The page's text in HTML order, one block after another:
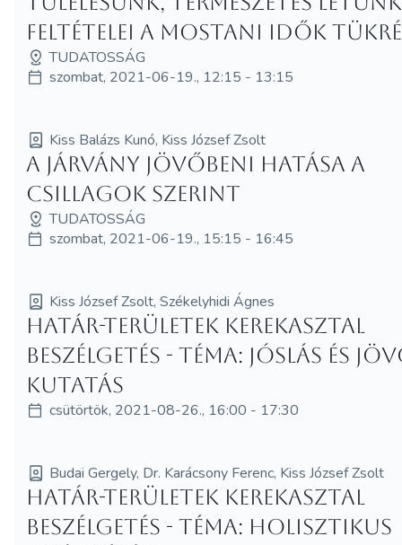
feltételei a mostani idők
TUDATOSSÁG
szombat, 2021-06-19., 12:15 - 13:15
Kiss Balázs Kunó, Kiss József Zsolt
A járvány jövőbeni hatása a
csillagok szerint
TUDATOSSÁG
szombat, 2021-06-19., 15:15 - 16:45
Kiss József Zsolt, Székelyhidi Ágnes
Határ-területek kerekasztal
beszélgetés - Téma: Jóslás és
kutatás
csütörtök, 2021-08-26., 16:00 - 17:30
Budai Gergely, Dr. Karácsony Ferenc, Kiss József Zsolt
Határ-területek kerekasztal
beszélgetés - Téma: Holisztikus